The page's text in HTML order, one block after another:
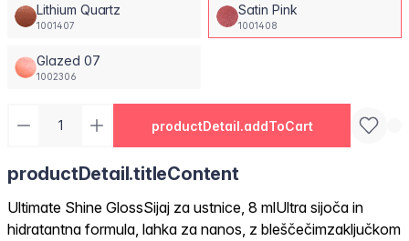
Lithium Quartz
1001407
Satin Pink
1001408
Glazed 07
1002306
productDetail.addToCart
productDetail.titleContent
Ultimate Shine GlossSijaj za ustnice, 8 mlUltra sijoča in
hidratantna formula, lahka za nanos, z bleščečimzaključkom